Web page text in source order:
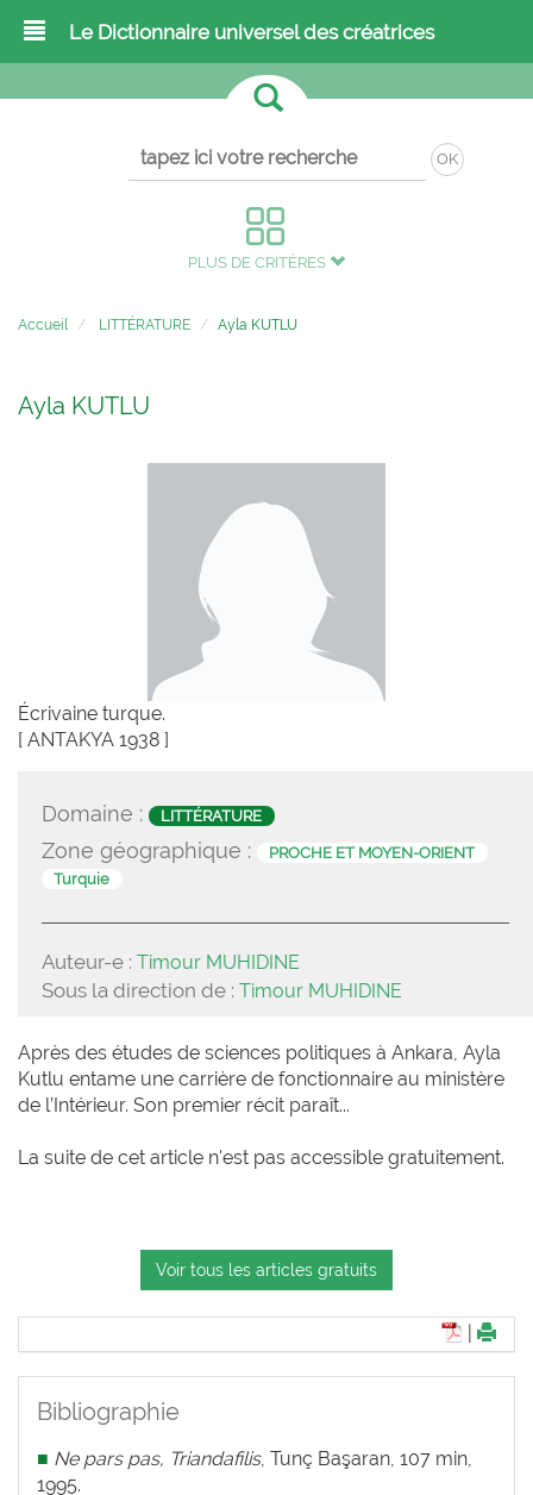
Le Dictionnaire universel des créatrices
OK
PLUS DE CRITÈRES
Accueil LITTÉRATURE Ayla KUTLU
Ayla KUTLU
Écrivaine turque.
[ ANTAKYA 1938 ]
Domaine : LITTÉRATURE
Zone géographique :
PROCHE ET MOYEN-ORIENT
Turquie
Auteur-e : Timour MUHIDINE
Sous la direction de : Timour MUHIDINE
Après des études de sciences politiques à Ankara, Ayla
Kutlu entame une carrière de fonctionnaire au ministère
de l’Intérieur. Son premier récit paraît...
La suite de cet article n'est pas accessible gratuitement.
Voir tous les articles gratuits
Bibliographie
■ Ne pars pas, Triandafilis, Tunç Başaran, 107 min,
1995.